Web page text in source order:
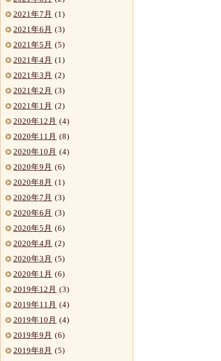
2021年7月 (1)
2021年6月 (3)
2021年5月 (5)
2021年4月 (1)
2021年3月 (2)
2021年2月 (3)
2021年1月 (2)
2020年12月 (4)
2020年11月 (8)
2020年10月 (4)
2020年9月 (6)
2020年8月 (1)
2020年7月 (3)
2020年6月 (3)
2020年5月 (6)
2020年4月 (2)
2020年3月 (5)
2020年1月 (6)
2019年12月 (3)
2019年11月 (4)
2019年10月 (4)
2019年9月 (6)
2019年8月 (5)